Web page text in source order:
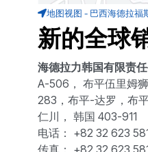
地图视图 - 巴西海德拉福
新的全球
海德拉力韩国有限责
A-506， 布平伍里姆狮
283，布平-达罗，布平
仁川， 韩国 403-911
电话： +82 32 623
传真： +82 32 623